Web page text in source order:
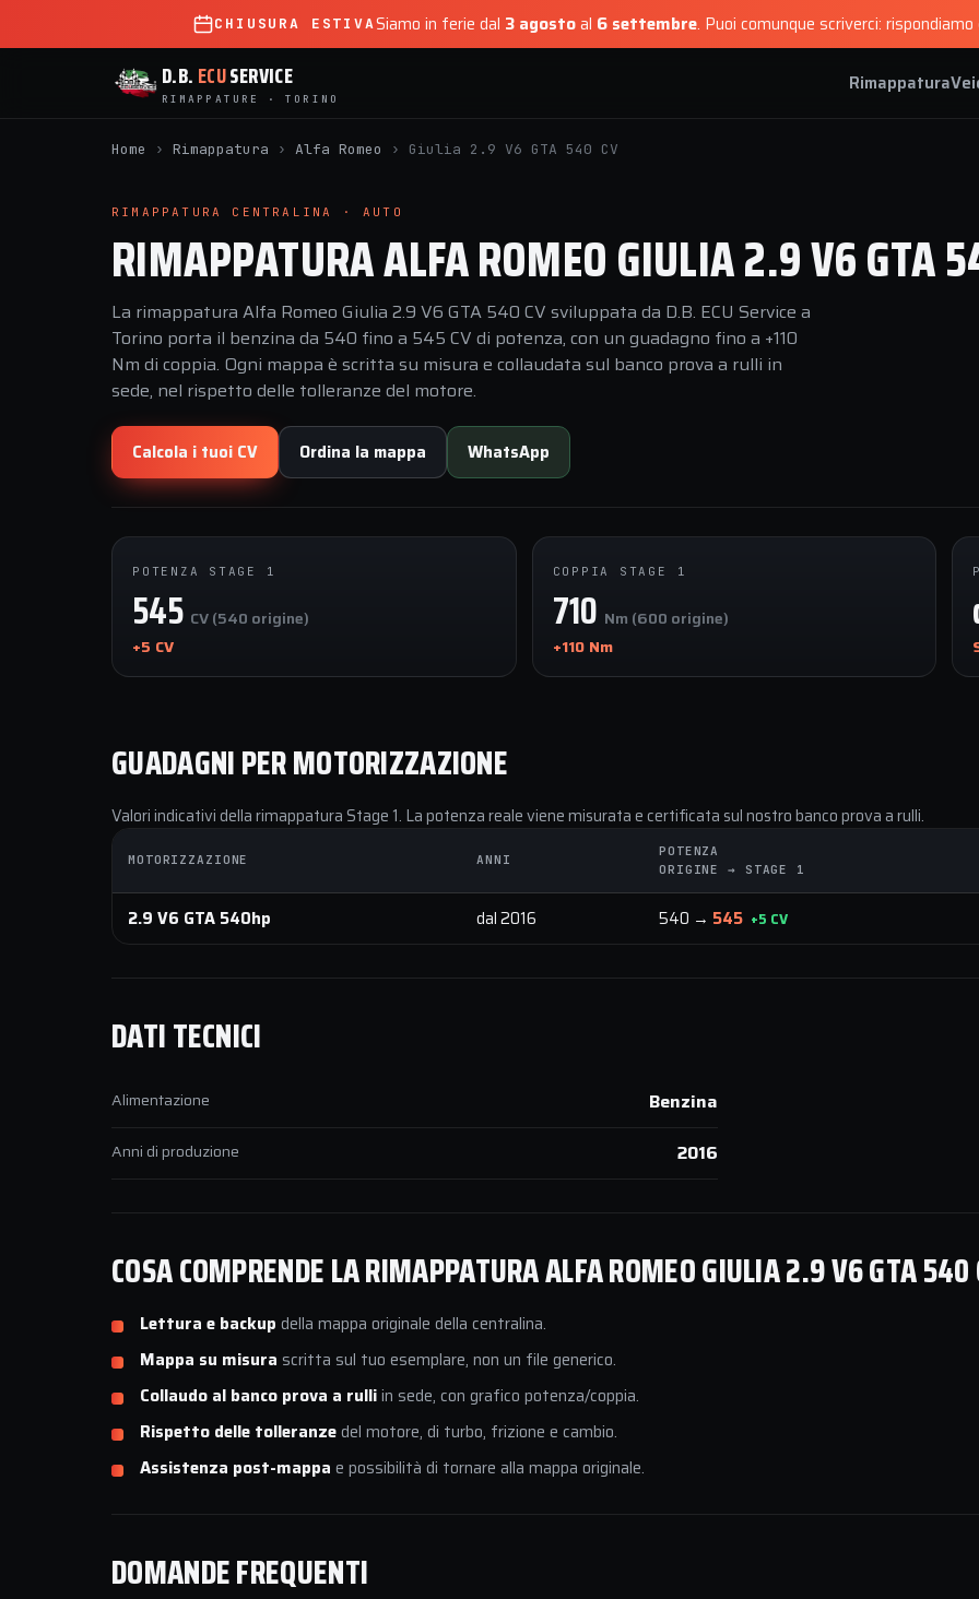
CHIUSURA ESTIVASiamo in ferie dal 3 agostoal 6 settembre. Puoi comunque scriverci:
D.B. ECUSERVICE
RIMAPPATURE · TORINO
Rimappatura
Home › Rimappatura › Alfa Romeo › Giulia 2.9 V6 GTA 540 CV
RIMAPPATURA CENTRALINA · AUTO
RIMAPPATURA ALFA ROMEO GIULIA 2.9 V6 GTA
La rimappatura Alfa Romeo Giulia 2.9 V6 GTA 540 CV sviluppata da D.B. ECU Service a
Torino porta il benzina da 540 fino a 545 CV di potenza, con un guadagno fino a +110
Nm di coppia. Ogni mappa è scritta su misura e collaudata sul banco prova a rulli in
sede, nel rispetto delle tolleranze del motore.
Calcola i tuoi CV Ordina la mappa WhatsApp
POTENZA STAGE 1
545 CV (540 origine)
+5 CV
COPPIA STAGE 1
710 Nm (600 origine)
+110 Nm
GUADAGNI PER MOTORIZZAZIONE
Valori indicativi della rimappatura Stage 1. La potenza reale viene misurata e certificata sul nostro banco prova a rulli.
MOTORIZZAZIONE ANNI
POTENZA
ORIGINE → STAGE 1
2.9 V6 GTA 540hp dal 2016 540 → 545 +5 CV
DATI TECNICI
Alimentazione Benzina
Anni di produzione 2016
COSA COMPRENDE LA RIMAPPATURA ALFA ROMEO GIULIA 2.9 V6 GTA 540
Lettura e backup della mappa originale della centralina.
Mappa su misura scritta sul tuo esemplare, non un file generico.
Collaudo al banco prova a rulliin sede, con grafico potenza/coppia.
Rispetto delle tolleranzedel motore, di turbo, frizione e cambio.
Assistenza post-mappa e possibilità di tornare alla mappa originale.
DOMANDE FREQUENTI